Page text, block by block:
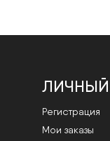
ЛИЧНЫЙ
Регистрация
Мои заказы